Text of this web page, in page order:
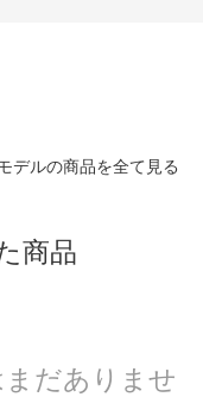
デルの商品を全て見る
商品
だありませ